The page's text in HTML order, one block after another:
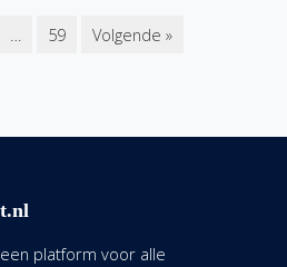
… 59 Volgende »
platform voor alle